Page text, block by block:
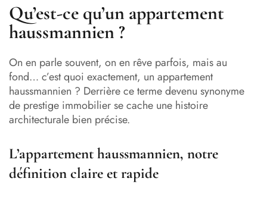
Qu’est-ce qu’un appartement
haussmannien ?
On en parle souvent, on en rêve parfois, mais au
fond… c’est quoi exactement, un appartement
haussmannien ? Derrière ce terme devenu synonyme
de prestige immobilier se cache une histoire
architecturale bien précise.
L’appartement haussmannien, notre
définition claire et rapide